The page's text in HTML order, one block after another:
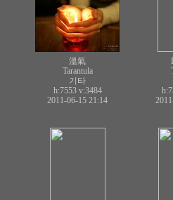
溫氣
Tarantula
기타
h:7553 v:3484
2011-06-15 21:14